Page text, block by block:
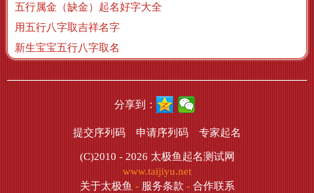
五行属金（缺金）起名好字大全
用五行八字取吉祥名字
新生宝宝五行八字取名
分享到：
提交序列码 申请序列码 专家起名
(C)2010 - 2026 太极鱼起名测试网
www.taijiyu.net
关于太极鱼 - 服务条款 - 合作联系